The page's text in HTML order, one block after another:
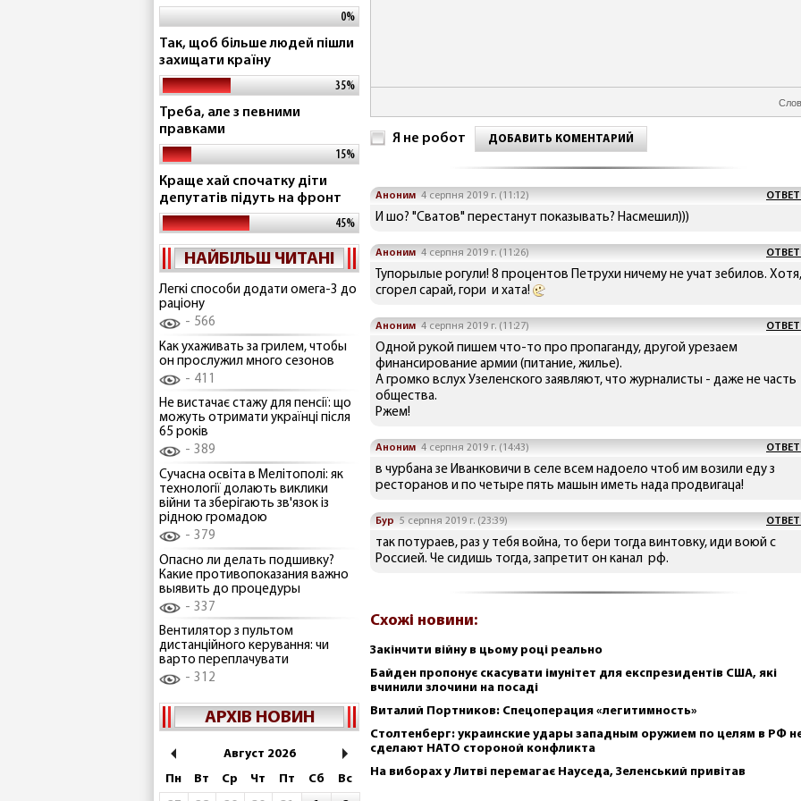
0%
Так, щоб більше людей пішли
захищати країну
35%
Треба, але з певними
правками
15%
Краще хай спочатку діти
депутатів підуть на фронт
45%
НАЙБІЛЬШ ЧИТАНІ
Легкі способи додати омега-3 до
раціону
566
Как ухаживать за грилем, чтобы
он прослужил много сезонов
411
Не вистачає стажу для пенсії: що
можуть отримати українці після
65 років
389
Сучасна освіта в Мелітополі: як
технології долають виклики
війни та зберігають зв'язок із
рідною громадою
379
Опасно ли делать подшивку?
Какие противопоказания важно
выявить до процедуры
337
Вентилятор з пультом
дистанційного керування: чи
варто переплачувати
312
АРХІВ НОВИН
Август 2026
Пн
Вт Ср Чт Пт Сб
Вс
Я не робот ДОБАВИТЬ КОМЕНТАРИЙ
Аноним 4 серпня 2019 г. (11:12)
И шо? "Сватов" перестанут показывать? Насмешил)))
Аноним 4 серпня 2019 г. (11:26)
Тупорылые рогули! 8 процентов Петрухи ничему не учат зебилов. Хотя,
сгорел сарай, гори и хата!
Аноним 4 серпня 2019 г. (11:27)
Одной рукой пишем что-то про пропаганду, другой урезаем
финансирование армии (питание, жилье).
А громко вслух Узеленского заявляют, что журналисты - даже не часть
общества.
Ржем!
Аноним 4 серпня 2019 г. (14:43)
в чурбана зе Иванковичи в селе всем надоело чтоб им возили еду з
ресторанов и по четыре пять машын иметь нада продвигаца!
Бур 5 серпня 2019 г. (23:39)
так потураев, раз у тебя война, то бери тогда винтовку, иди воюй с
Россией. Че сидишь тогда, запретит он канал рф.
Схожі новини:
Закінчити війну в цьому році реально
Байден пропонує скасувати імунітет для експрезидентів США, які
вчинили злочини на посаді
Виталий Портников: Спецоперация «легитимность»
Столтенберг: украинские удары западным оружием по целям в РФ
сделают НАТО стороной конфликта
На виборах у Литві перемагає Науседа, Зеленський привітав